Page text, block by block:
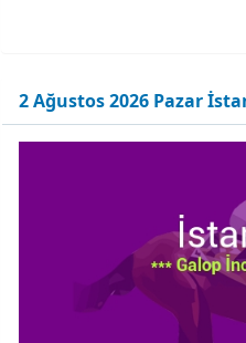
2 Ağustos 2026 Pazar